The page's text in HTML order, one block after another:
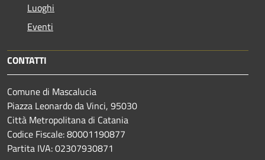
Luoghi
Eventi
CONTATTI
Comune di Mascalucia
Piazza Leonardo da Vinci, 95030
Città Metropolitana di Catania
Codice Fiscale: 80001190877
Partita IVA: 02307930871